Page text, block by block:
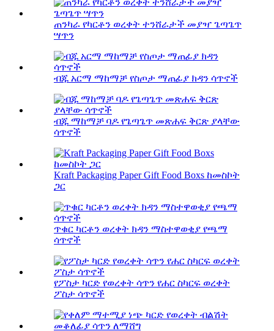
ጠንካራ የካርቶን ወረቀት ተንሸራታች መያዣ ጌጣጌጥ
ሣጥን
ብጁ አርማ ማከማቻ የስጦታ ማጠፊያ ክዳን ሳጥኖች
ብጁ ማከማቻ ባዶ የጌጣጌጥ መጽሐፍ ቅርጽ ያላቸው
ሳጥኖች
Kraft Packaging Paper Gift Food Boxs ከመስኮት
ጋር
ጥቁር ካርቶን ወረቀት ክዳን ማስተዋወቂያ የጫማ
ሳጥኖች
የፖስታ ካርድ የወረቀት ሳጥን የሐር ስካርፍ ወረቀት
ፖስታ ሳጥኖች